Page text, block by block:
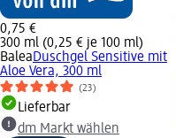
0,75 €
300 ml (0,25 € je 100 ml)
BaleaDuschgel Sensitive mit
Aloe Vera, 300 ml
(23)
Lieferbar
dm Markt wählen